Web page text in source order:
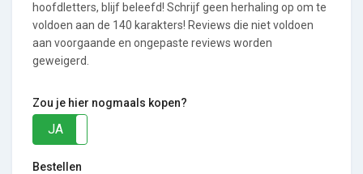
hoofdletters, blijf beleefd! Schrijf geen herhaling op om te
voldoen aan de 140 karakters! Reviews die niet voldoen
aan voorgaande en ongepaste reviews worden
geweigerd.
Zou je hier nogmaals kopen?
JA
Bestellen